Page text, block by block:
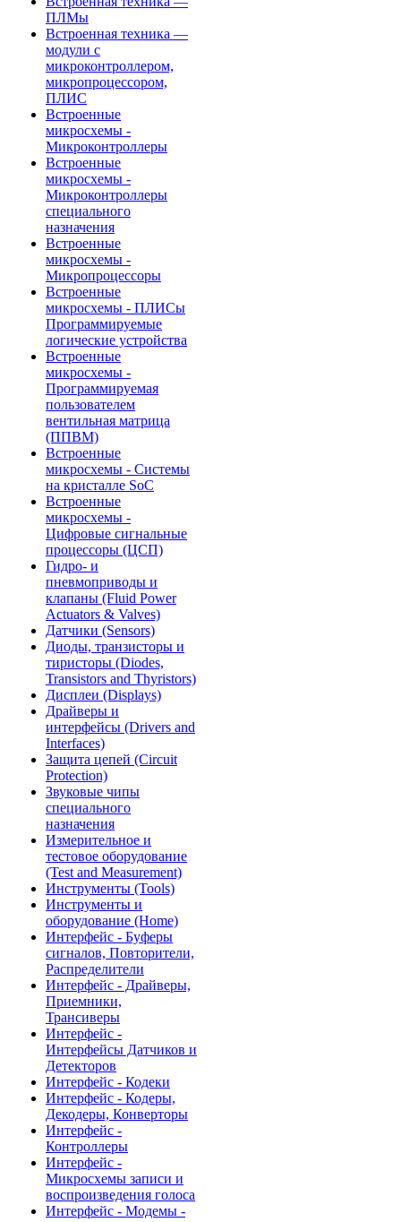
ПЛМы
Встроенная техника —
модули с
микроконтроллером,
микропроцессором,
ПЛИС
Встроенные
микросхемы -
Микроконтроллеры
Встроенные
микросхемы -
Микроконтроллеры
специального
назначения
Встроенные
микросхемы -
Микропроцессоры
Встроенные
микросхемы - ПЛИСы
Программируемые
логические устройства
Встроенные
микросхемы -
Программируемая
пользователем
вентильная матрица
(ППВМ)
Встроенные
микросхемы - Системы
на кристалле SoC
Встроенные
микросхемы -
Цифровые сигнальные
процессоры (ЦСП)
Гидро- и
пневмоприводы и
клапаны (Fluid Power
Actuators & Valves)
Датчики (Sensors)
Диоды, транзисторы и
тиристоры (Diodes,
Transistors and Thyristors)
Дисплеи (Displays)
Драйверы и
интерфейсы (Drivers and
Interfaces)
Защита цепей (Circuit
Protection)
Звуковые чипы
специального
назначения
Измерительное и
тестовое оборудование
(Test and Measurement)
Инструменты (Tools)
Инструменты и
оборудование (Home)
Интерфейс - Буферы
сигналов, Повторители,
Распределители
Интерфейс - Драйверы,
Приемники,
Трансиверы
Интерфейс -
Интерфейсы Датчиков и
Детекторов
Интерфейс - Кодеки
Интерфейс - Кодеры,
Декодеры, Конверторы
Интерфейс -
Контроллеры
Интерфейс -
Микросхемы записи и
воспроизведения голоса
Интерфейс - Модемы -